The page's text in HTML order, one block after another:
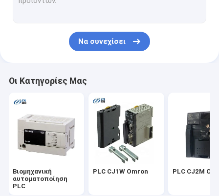
Omron CP1W
Φούτζι ηλεκτρικό HMI
Ενότητα PLC της Mitsubishi
Οθόνη αφής της Mitsubishi HMI
Σερβο μηχανή της Mitsubishi
Να συνεχίσει
Οι Κατηγορίες Μας
Βιομηχανική
αυτοματοποίηση
PLC
PLC CJ1W Omron PLC CJ2M